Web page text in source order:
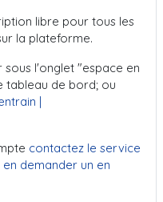
libre pour tous les
la plateforme.
l'onglet "espace en
tableau de bord; ou
|
contactez le service
demander un en